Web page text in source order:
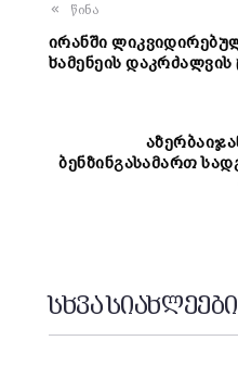
წინა
ირანში
ხამენეის
ბენზინგასამართ
სხვა სიახლეები